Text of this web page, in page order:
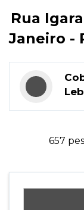
Rua
Janeiro -
657